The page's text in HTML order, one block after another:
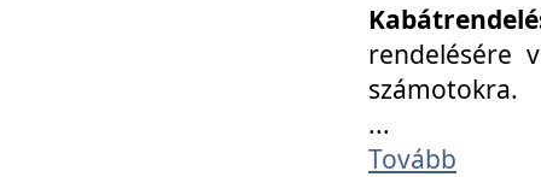
rendelésére
számotokra.
...
Tovább